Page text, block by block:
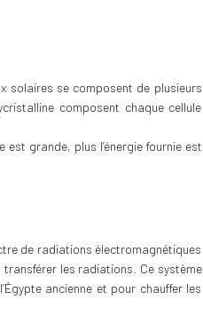
solaires se composent de plusieurs
composent chaque cellule
grande, plus l’énergie fournie est
de radiations électromagnétiques
les radiations. Ce système
ancienne et pour chauffer les